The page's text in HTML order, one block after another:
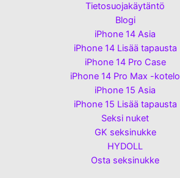
Tietosuojakäytäntö
Blogi
iPhone 14 Asia
iPhone 14 Lisää tapausta
iPhone 14 Pro Case
iPhone 14 Pro Max -kotelo
iPhone 15 Asia
iPhone 15 Lisää tapausta
Seksi nuket
GK seksinukke
HYDOLL
Osta seksinukke